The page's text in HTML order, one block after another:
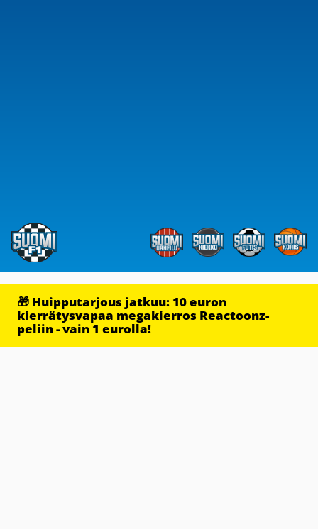
🎁 Huipputarjous jatkuu: 10 euron
kierrätysvapaa megakierros Reactoonz-
peliin - vain 1 eurolla!